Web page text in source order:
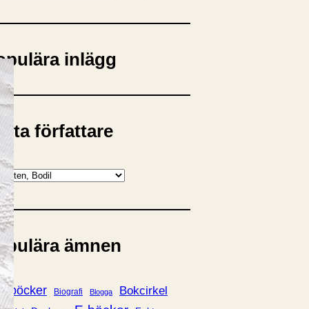
inlägg
författare
ämnen
Biografi Blogga Bokcirkel